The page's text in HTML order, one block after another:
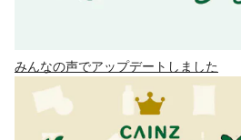
みんなの声でアップデートしました